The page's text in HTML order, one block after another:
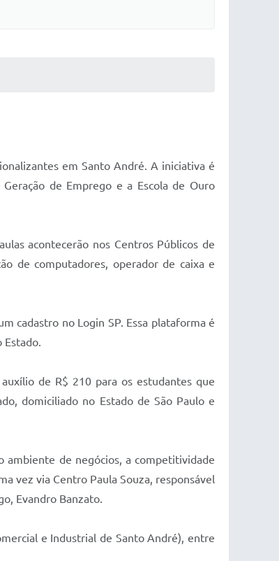
em Santo André. A iniciativa é
de Emprego e a Escola de Ouro
acontecerão nos Centros Públicos de
de computadores, operador de caixa e
cadastro no Login SP. Essa plataforma é
Estado.
de R$ 210 para os estudantes que
domiciliado no Estado de São Paulo e
ambiente de negócios, a competitividade
vez via Centro Paula Souza, responsável
Evandro Banzato.
e Industrial de Santo André), entre